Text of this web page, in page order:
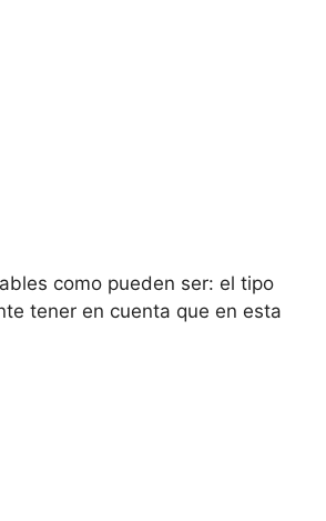
como pueden ser: el tipo
tener en cuenta que en esta